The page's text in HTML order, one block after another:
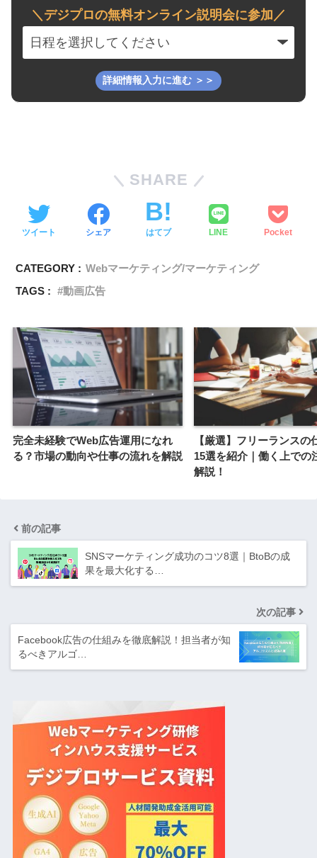
＼デジプロの無料オンライン説明会に参加／
SHARE
ツイート シェア はてブ LINE Pocket
CATEGORY : Webマーケティング/マーケティング
TAGS :
動画広告
完全未経験でWeb広告運用になれ
る？市場の動向や仕事の流れを解説
【厳選】フリーランスの
15選を紹介｜働く上での
解説！
前の記事
SNSマーケティング成功のコツ8選｜BtoBの成
果を最大化する…
次の記事
Facebook広告の仕組みを徹底解説！担当者が知
るべきアルゴ…